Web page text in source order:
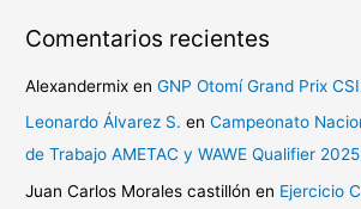
Comentarios recientes
Alexandermix enGNP Otomí Grand Prix
Leonardo Álvarez S. enCampeonato
de Trabajo AMETAC y WAWE Qualifier 2025
Juan Carlos Morales castillón en Ejercicio